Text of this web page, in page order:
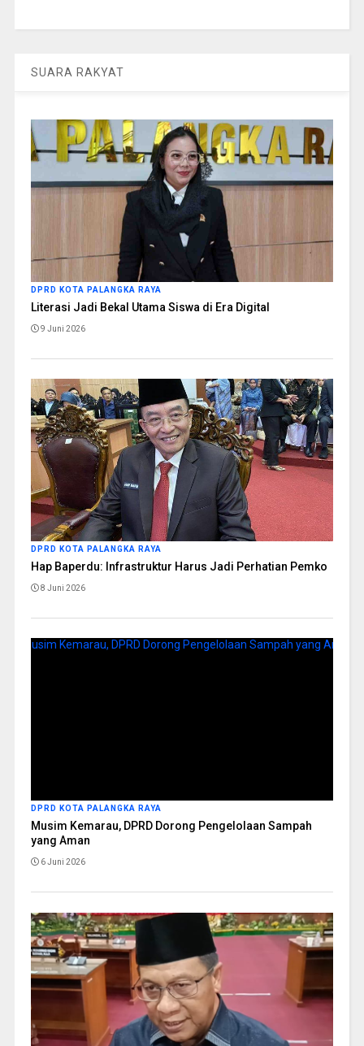
SUARA RAKYAT
DPRD KOTA PALANGKA RAYA
Literasi Jadi Bekal Utama Siswa di Era Digital
9 Juni 2026
DPRD KOTA PALANGKA RAYA
Hap Baperdu: Infrastruktur Harus Jadi Perhatian Pemko
8 Juni 2026
DPRD KOTA PALANGKA RAYA
Musim Kemarau, DPRD Dorong Pengelolaan Sampah
yang Aman
6 Juni 2026